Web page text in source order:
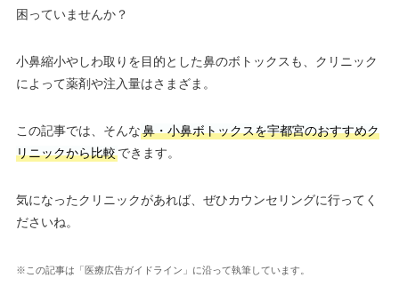
困っていませんか？
小鼻縮小やしわ取りを目的とした鼻のボトックスも、クリニック
によって薬剤や注入量はさまざま。
この記事では、そんな鼻・小鼻ボトックスを宇都宮のおすすめク
リニックから比較できます。
気になったクリニックがあれば、ぜひカウンセリングに行ってく
ださいね。
※この記事は「医療広告ガイドライン」に沿って執筆しています。